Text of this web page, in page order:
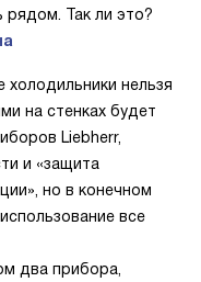
рядом. Так ли это?
нельзя
на стенках будет
Liebherr,
и «защита
но в конечном
все
два прибора,